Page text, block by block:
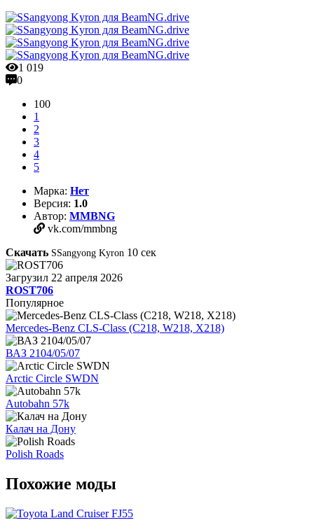
1 019
0
100
1
2
3
4
5
Марка: Нет
Версия: 1.0
Автор: MMBNG
vk.com/mmbng
Скачать SSangyong Kyron 10 сек
Загрузил 22 апреля 2026
ROST706
Популярное
Mercedes-Benz CLS-Class (C218, W218, X218)
ВАЗ 2104/05/07
Arctic Circle SWDN
Autobahn 57k
Калач на Дону
Polish Roads
Похожие моды